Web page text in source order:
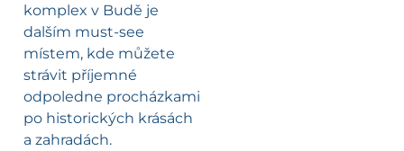
komplex v Budě je
dalším must-see
místem, kde můžete
strávit příjemné
odpoledne procházkami
po historických krásách
a zahradách.